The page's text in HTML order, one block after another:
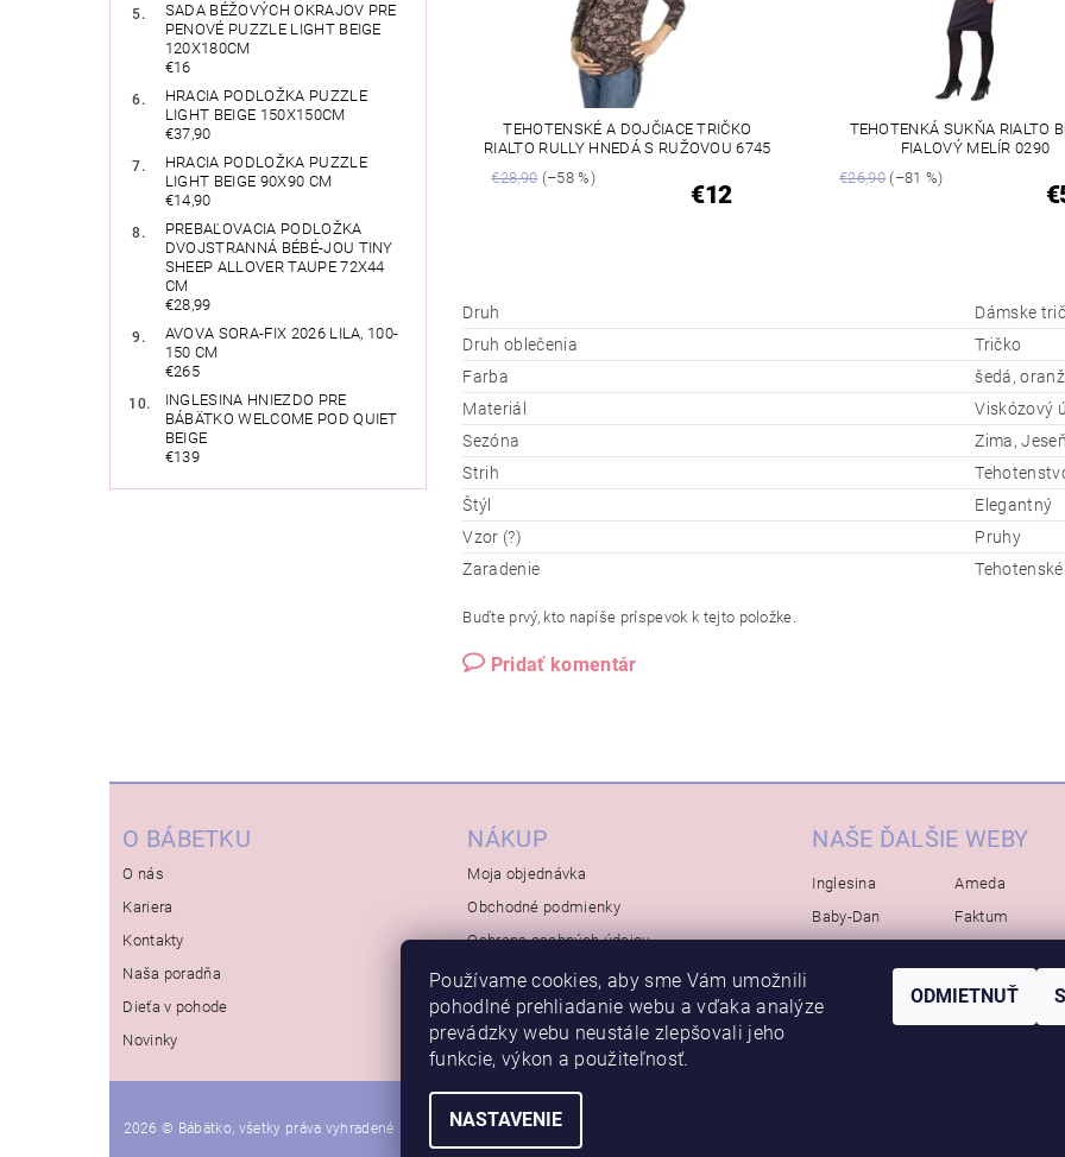
SADA BÉŽOVÝCH OKRAJOV PRE
PENOVÉ PUZZLE LIGHT BEIGE
120X180CM
€16
HRACIA PODLOŽKA PUZZLE
LIGHT BEIGE 150X150CM
€37,90
HRACIA PODLOŽKA PUZZLE
LIGHT BEIGE 90X90 CM
€14,90
PREBAĽOVACIA PODLOŽKA
DVOJSTRANNÁ BÉBÉ-JOU TINY
SHEEP ALLOVER TAUPE 72X44
CM
€28,99
AVOVA SORA-FIX 2026 LILA, 100-
150 CM
€265
INGLESINA HNIEZDO PRE
BÁBÄTKO WELCOME POD QUIET
BEIGE
€139
TEHOTENSKÉ A DOJČIACE TRIČKO
RIALTO RULLY HNEDÁ S RUŽOVOU 6745
€28,90(–58 %)
€12
TEHOTENKÁ SUKŇA RIALTO
FIALOVÝ MELÍR 0290
€26,90(–81 %)
Druh
Dámske
Druh oblečenia
Tričko
Farba
šedá,
Materiál
Viskózový
Sezóna
Zima,
Strih
Štýl
Elegantný
Vzor (?)
Pruhy
Zaradenie
Buďte prvý, kto napíše príspevok k tejto položke.
Pridať komentár
O BÁBETKU
O nás
Kariera
Kontakty
Naša poradňa
Dieťa v pohode
Novinky
NÁKUP
Moja objednávka
Obchodné podmienky
Ochrana osobných údajov
NAŠE ĎALŠIE WEBY
Inglesina
Baby-Dan
Avova
Ameda
Faktum
Bambino-Mio
2026 © Bábätko, všetky práva vyhradené
Používame cookies, aby sme Vám umožnili
pohodlné prehliadanie webu a vďaka analýze
prevádzky webu neustále zlepšovali jeho
funkcie, výkon a použiteľnosť.
NASTAVENIE
ODMIETNUŤ